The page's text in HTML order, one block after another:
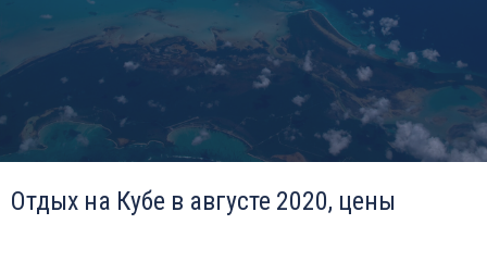
Отдых на Кубе в августе 2020, цены